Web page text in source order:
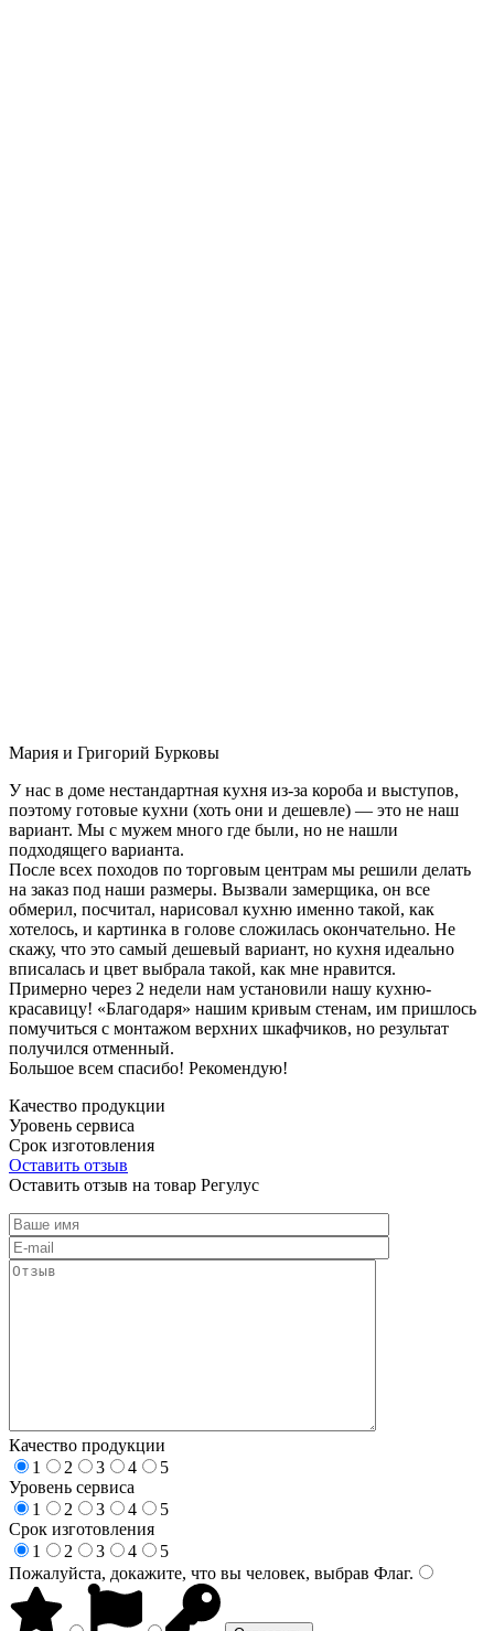
Мария и Григорий Бурковы
У нас в доме нестандартная кухня из-за короба и выступов,
поэтому готовые кухни (хоть они и дешевле) — это не наш
вариант. Мы с мужем много где были, но не нашли
подходящего варианта.
После всех походов по торговым центрам мы решили делать
на заказ под наши размеры. Вызвали замерщика, он все
обмерил, посчитал, нарисовал кухню именно такой, как
хотелось, и картинка в голове сложилась окончательно. Не
скажу, что это самый дешевый вариант, но кухня идеально
вписалась и цвет выбрала такой, как мне нравится.
Примерно через 2 недели нам установили нашу кухню-
красавицу! «Благодаря» нашим кривым стенам, им пришлось
помучиться с монтажом верхних шкафчиков, но результат
получился отменный.
Большое всем спасибо! Рекомендую!
Качество продукции
Уровень сервиса
Срок изготовления
Оставить отзыв
Оставить отзыв на товар Регулус
Качество продукции
1
2 3 4
5
Уровень сервиса
1
2 3 4
5
Срок изготовления
1
2 3 4
5
Пожалуйста, докажите, что вы человек, выбрав Флаг.